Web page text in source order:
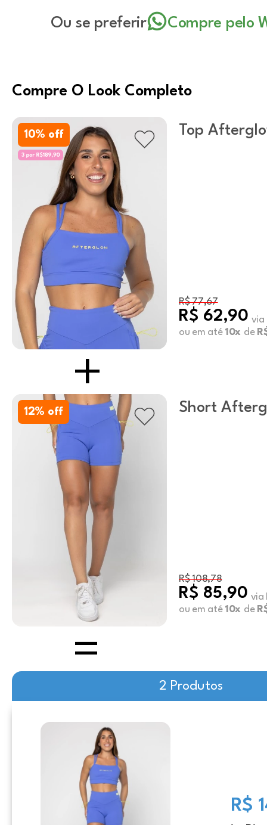
Ou se preferir Compre pelo
Compre O Look Completo
10% off Top
R$ 77,67
R$ 62,90 via
ou em até 10x de
12% off
Short
R$ 108,78
R$ 85,90 via
ou em até 10x de
2 Produtos
R$